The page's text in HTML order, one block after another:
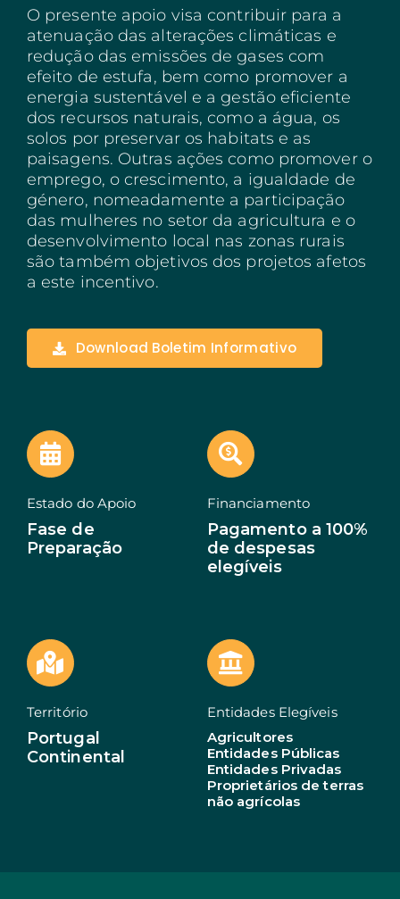
Açores
Algarve
PRR
Turismo de Portugal
PEPAC Agricultura
Portugal 2030
SERVIÇOS
ABRIR UM NEGÓCIO
NOTÍCIAS
O presente apoio visa contribuir para a
atenuação das alterações climáticas e
redução das emissões de gases com
efeito de estufa, bem como promover a
energia sustentável e a gestão eficiente
dos recursos naturais, como a água, os
solos por preservar os habitats e as
paisagens. Outras ações como promover o
emprego, o crescimento, a igualdade de
género, nomeadamente a participação
das mulheres no setor da agricultura e o
desenvolvimento local nas zonas rurais
são também objetivos dos projetos afetos
a este incentivo.
Download Boletim Informativo
Estado do Apoio
Fase de
Preparação
Financiamento
Pagamento a 100%
de despesas
elegíveis
Território
Portugal
Continental
Entidades Elegíveis
Agricultores
Entidades Públicas
Entidades Privadas
Proprietários de terras
não agrícolas